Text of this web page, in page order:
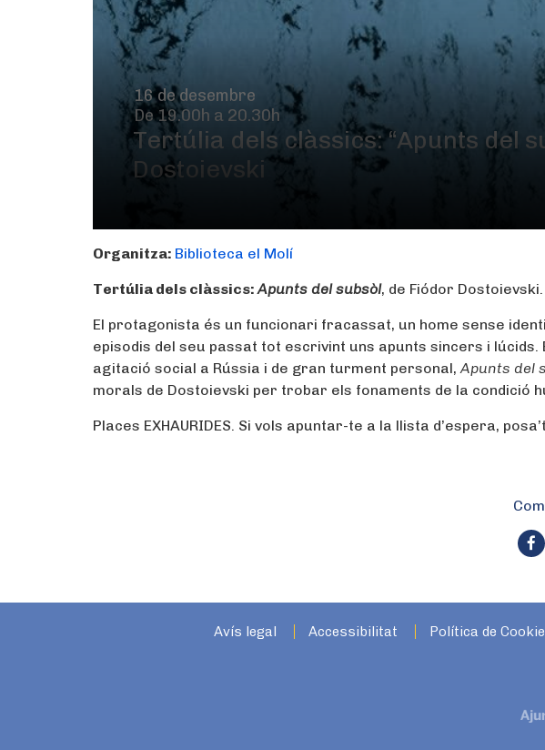
16 de desembre
De 19.00h a 20.30h
Tertúlia dels clàssics: “Apunts del
Dostoievski
Organitza: Biblioteca el Molí
Tertúlia dels clàssics:Apunts del subsòl, de Fiódor Dostoievski.
El protagonista és un funcionari fracassat, un home sense
episodis del seu passat tot escrivint uns apunts sincers i lúcids.
agitació social a Rússia i de gran turment personal,Apunts del
morals de Dostoievski per trobar els fonaments de la condició
Places EXHAURIDES. Si vols apuntar-te a la llista d’espera,
Avís legal Accessibilitat Política de